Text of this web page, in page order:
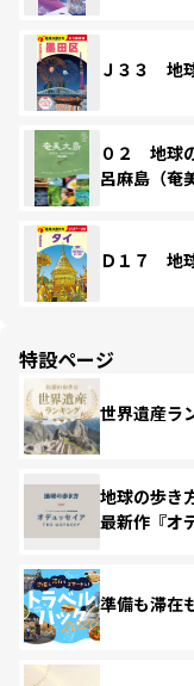
Ｊ３３ 地
０２ 地球
呂麻島（奄
Ｄ１７ 地
特設ページ
世界遺産ラ
地球の歩き
最新作『オ
準備も滞在